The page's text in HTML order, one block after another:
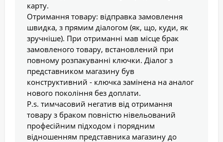
карту.
Отримання товару: відправка замовлення
швидка, з прямим діалогом (як, що, куди, як
зручніше). При отриманні мав місце брак
замовленого товару, встановлений при
повному розпакуванні ключки. Діалог з
представником магазину був
конструктивний - ключка замінена на аналог
нового покоління без доплати.
Р.s. тимчасовий негатив від отримання
товару з браком повністю нівельований
професійним підходом і порядним
відношенням представника магазину до